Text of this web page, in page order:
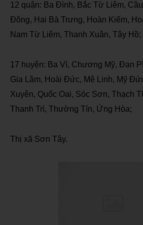
12 quận: Ba Đình, Bắc Từ Liêm,
Đông, Hai Bà Trưng, Hoàn Kiếm,
Nam Từ Liêm, Thanh Xuân, Tây Hồ;
17 huyện: Ba Vì, Chương Mỹ, Đan
Gia Lâm, Hoài Đức, Mê Linh, Mỹ
Xuyên, Quốc Oai, Sóc Sơn, Thạch
Thanh Trì, Thường Tín, Ứng Hòa;
Thị xã Sơn Tây.